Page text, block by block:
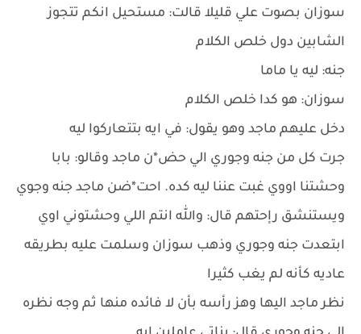
سوزان بصوت علي قليلا قالت: مستحيل انكم تتجوز
الشابين دول خلص الكلام
جنه: ليه يا ماما
سوزان: هو كدا خلص الكلام
دخل عليهم ماجد وهو يقول: في ايه بتتعاركوا ليه
جرت كل من جنه وجوري الي حض*ن ماجد وقالو: بابا
وحشتنا اووي غبت عننا ليه كده. احت*ضن ماجد جنه وجوي
ويستنشق رإحتهم قال: والله انتم اللي وحشتوني اوي
ابتعدت جنه وجوري وذهب سوزان وسلمت عليه بطريقه
عاديه كأنه لم يغب كثيرا
نظر ماجد اليها وهز رأسه بأن لا فائده منها ثم وجه نظره